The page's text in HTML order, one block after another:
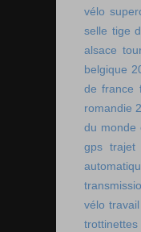
vélo
selle tige
alsace
belgique
de france
romandie
du monde
gps trajet
vélo